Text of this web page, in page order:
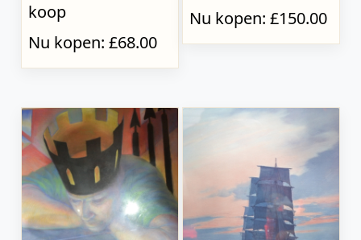
koop
Nu kopen: £68.00
Nu kopen: £150.00